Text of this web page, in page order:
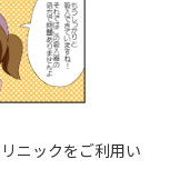
ニックをご利用い